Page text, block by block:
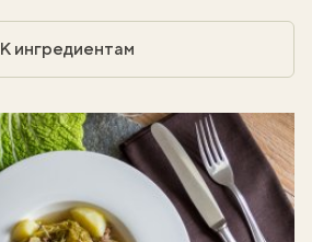
К ингредиентам